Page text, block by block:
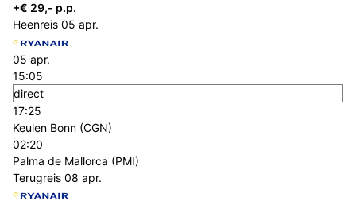
+€ 29,- p.p.
Heenreis 05 apr.
05 apr.
15:05
direct
17:25
Keulen Bonn (CGN)
02:20
Palma de Mallorca (PMI)
Terugreis 08 apr.